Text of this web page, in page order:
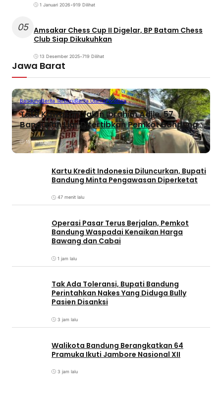
1 Januari 2026•919 Dilihat
05 Amsakar Chess Cup II Digelar, BP Batam Chess
Club Siap Dikukuhkan
13 Desember 2025•719 Dilihat
Jawa Barat
BandungBerita TerbaruBerita UtamaPeristiwa
Tata Kawasan Jalan Ibrahim Adjie, 57
Bangunan Liar Ditertibkan Pemkot Bandung
15 menit lalu
Kartu Kredit Indonesia Diluncurkan, Bupati
Bandung Minta Pengawasan Diperketat
47 menit lalu
Operasi Pasar Terus Berjalan, Pemkot
Bandung Waspadai Kenaikan Harga
Bawang dan Cabai
1 jam lalu
Tak Ada Toleransi, Bupati Bandung
Perintahkan Nakes Yang Diduga Bully
Pasien Disanksi
3 jam lalu
Walikota Bandung Berangkatkan 64
Pramuka Ikuti Jambore Nasional XII
3 jam lalu